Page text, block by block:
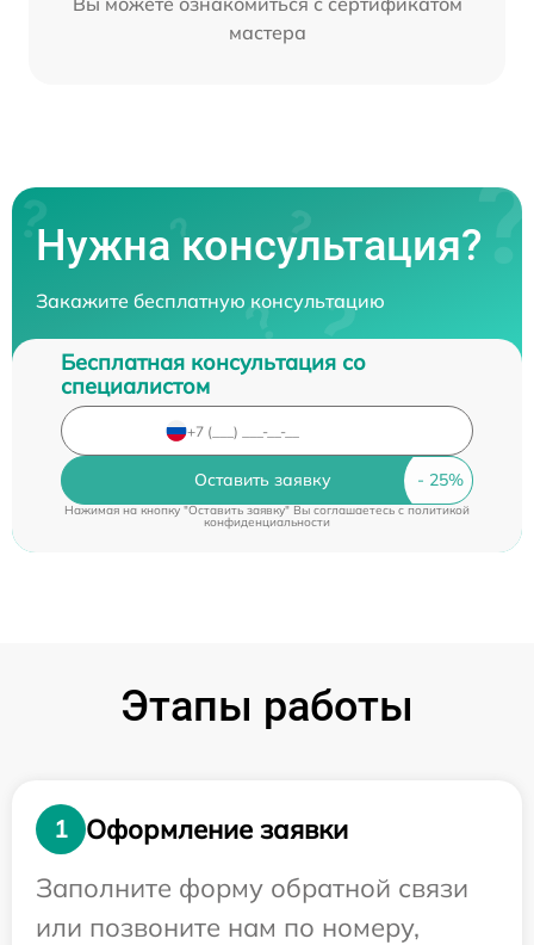
мастера
Нужна консультация?
Закажите бесплатную консультацию
Бесплатная консультация со
специалистом
Оставить заявку
Нажимая на кнопку "Оставить заявку" Вы соглашаетесь cполитикой
конфиденциальности
Этапы работы
1
Оформление заявки
Заполните форму обратной связи
или позвоните нам по номеру,